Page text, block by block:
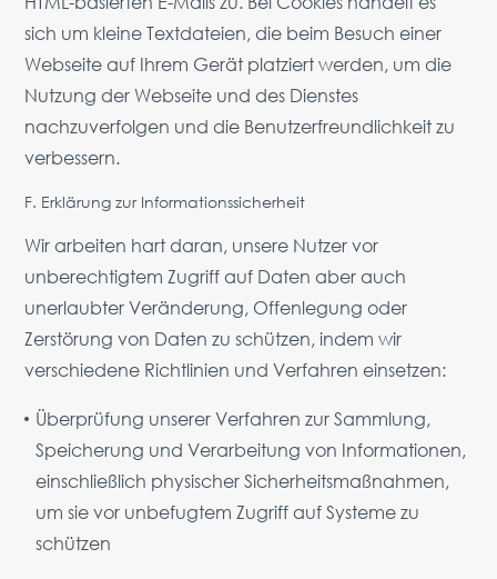
sich um kleine Textdateien, die beim Besuch einer
Webseite auf Ihrem Gerät platziert werden, um die
Nutzung der Webseite und des Dienstes
nachzuverfolgen und die Benutzerfreundlichkeit zu
verbessern.
F. Erklärung zur Informationssicherheit
Wir arbeiten hart daran, unsere Nutzer vor
unberechtigtem Zugriff auf Daten aber auch
unerlaubter Veränderung, Offenlegung oder
Zerstörung von Daten zu schützen, indem wir
verschiedene Richtlinien und Verfahren einsetzen:
Überprüfung unserer Verfahren zur Sammlung,
Speicherung und Verarbeitung von Informationen,
einschließlich physischer Sicherheitsmaßnahmen,
um sie vor unbefugtem Zugriff auf Systeme zu
schützen